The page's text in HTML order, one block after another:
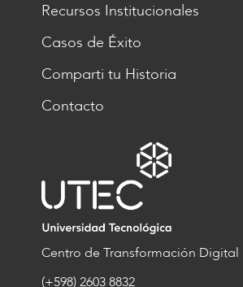
Recursos Institucionales
Casos de Éxito
Comparti tu Historia
Contacto
Centro de Transformación Digital
(+598) 2603 8832